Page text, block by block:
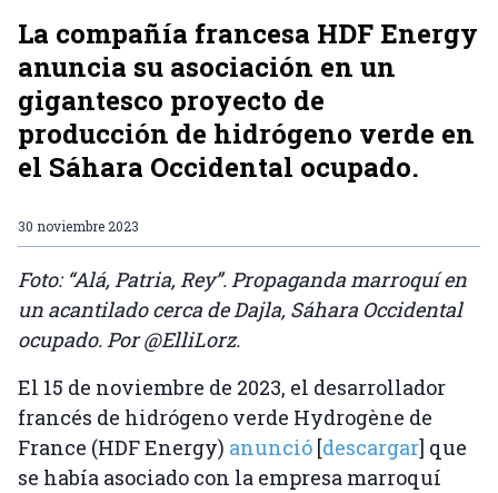
La compañía francesa HDF Energy
anuncia su asociación en un
gigantesco proyecto de
producción de hidrógeno verde en
el Sáhara Occidental ocupado.
30 noviembre 2023
Foto: “Alá, Patria, Rey”. Propaganda marroquí en
un acantilado cerca de Dajla, Sáhara Occidental
ocupado. Por @ElliLorz.
El 15 de noviembre de 2023, el desarrollador
francés de hidrógeno verde Hydrogène de
France (HDF Energy) anunció [descargar] que
se había asociado con la empresa marroquí